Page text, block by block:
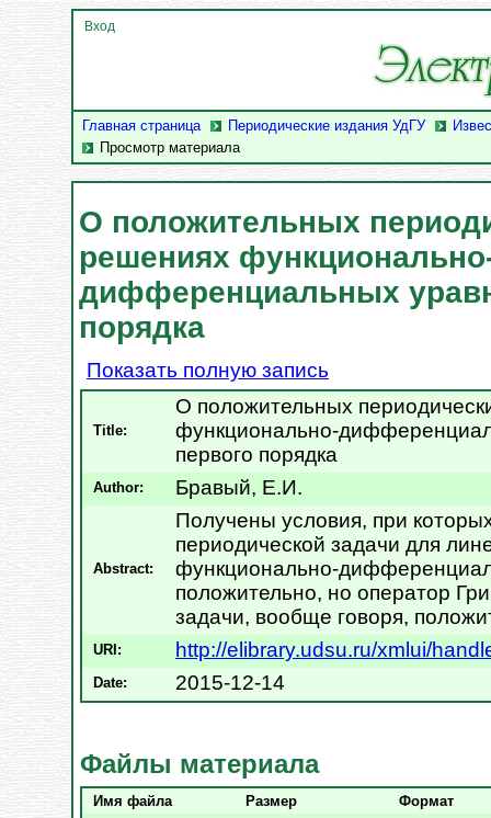
Главная страница Периодические издания УдГУ
Просмотр материала
Вход
О положительных
решениях
дифференциальных
порядка
Показать полную запись
Title:
О положительных
функционально-
первого порядка
Author: Бравый, Е.И.
Abstract:
Получены условия, при
периодической задачи для
функционально-
положительно, но оператор
задачи, вообще говоря,
URI: http://elibrary.udsu.ru/xmlui/
Date: 2015-12-14
Файлы материала
Имя файла Размер Формат